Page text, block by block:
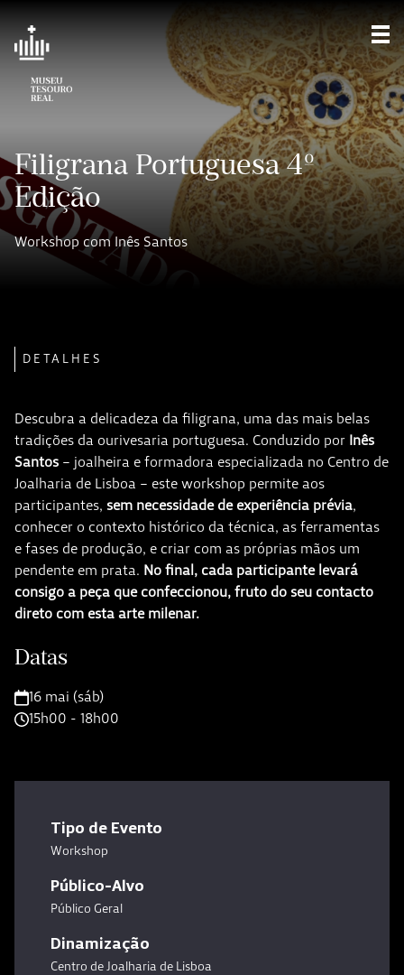
Filigrana Portuguesa 4º
Edição
Workshop com Inês Santos
DETALHES
Descubra a delicadeza da filigrana, uma das mais belas
tradições da ourivesaria portuguesa. Conduzido por Inês
Santos – joalheira e formadora especializada no Centro de
Joalharia de Lisboa – este workshop permite aos
participantes, sem necessidade de experiência prévia,
conhecer o contexto histórico da técnica, as ferramentas
e fases de produção, e criar com as próprias mãos um
pendente em prata. No final, cada participante levará
consigo a peça que confeccionou, fruto do seu contacto
direto com esta arte milenar.
Datas
16 mai (sáb)
15h00 - 18h00
Tipo de Evento
Workshop
Público-Alvo
Público Geral
Dinamização
Centro de Joalharia de Lisboa